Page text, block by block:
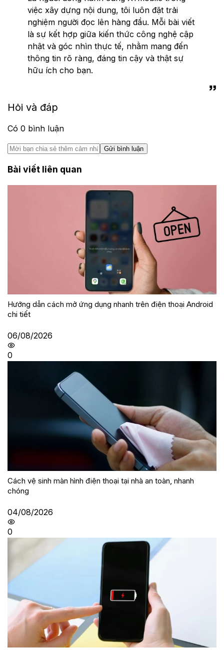
việc xây dựng nội dung, tôi luôn đặt trải
nghiệm người đọc lên hàng đầu. Mỗi bài viết
là sự kết hợp giữa kiến thức công nghệ cập
nhật và góc nhìn thực tế, nhằm mang đến
thông tin rõ ràng, đáng tin cậy và thật sự
hữu ích cho bạn.
Hỏi và đáp
Có 0 bình luận
Gửi bình luận
Bài viết liên quan
Hướng dẫn cách mở ứng dụng nhanh trên điện thoại Android
chi tiết
06/08/2026
0
Cách vệ sinh màn hình điện thoại tại nhà an toàn, nhanh
chóng
04/08/2026
0